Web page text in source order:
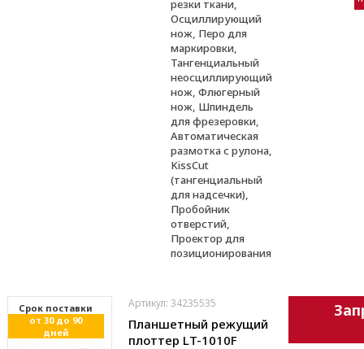
резки ткани,
Осциллирующий
нож, Перо для
маркировки,
Тангенциальный
неосциллирующий
нож, Флюгерный
нож, Шпиндель
для фрезеровки,
Автоматическая
размотка с рулона,
KissCut
(тангенциальный
для надсечки),
Пробойник
отверстий,
Проектор для
позиционирования
Cрок поставки
от 30 до 90
дней
Артикул: 34235535
Планшетный режущий
плоттер LT-1010F